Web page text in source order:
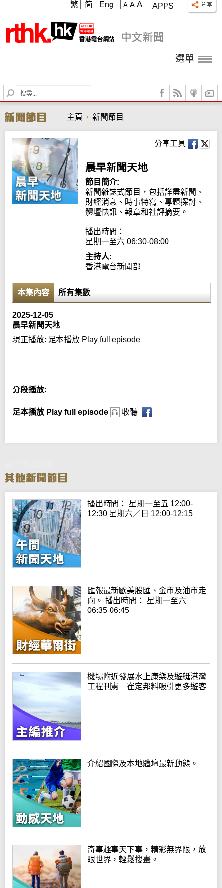
APPS
A A A
繁 简 Eng
選單
S
e
r
c
h
主頁 新聞節目
分享工具
晨早新聞天地
節目簡介:
新聞雜誌式節目，包括詳盡新聞、
財經消息、時事特寫、專題探討、
體壇快訊、報章和社評摘要。
播出時間：
星期一至六 06:30-08:00
主持人:
香港電台新聞部
本集內容 所有集數
2025-12-05
晨早新聞天地
現正播放: 足本播放 Play full episode
分段播放:
足本播放 Play full episode 收聽
播出時間： 星期一至五 12:00-
12:30 星期六／日 12:00-12:15
匯報最新歐美股匯、金市及油市走
向。 播出時間： 星期一至六
06:35-06:45
機場附近發展水上康樂及遊艇港灣
工程刊憲 崔定邦料吸引更多遊客
介紹國際及本地體壇最新動態。
奇事趣事天下事，精彩無界限，放
眼世界，輕鬆搜畫。